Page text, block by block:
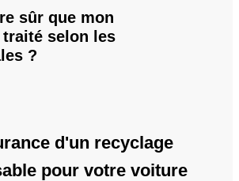
sûr que mon
selon les
?
d'un recyclage
pour votre voiture